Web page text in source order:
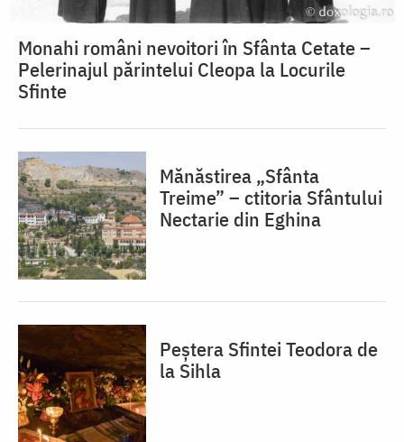
Monahi români nevoitori în Sfânta Cetate –
Pelerinajul părintelui Cleopa la Locurile
Sfinte
Mănăstirea „Sfânta
Treime” – ctitoria Sfântului
Nectarie din Eghina
Peștera Sfintei Teodora de
la Sihla